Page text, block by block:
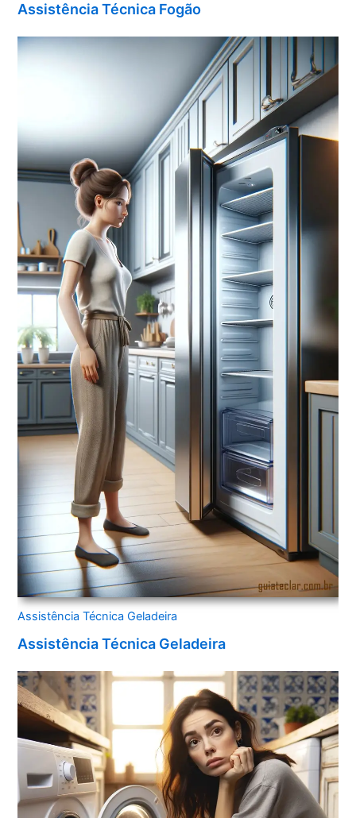
Assistência Técnica Fogão
Assistência Técnica Geladeira
Assistência Técnica Geladeira